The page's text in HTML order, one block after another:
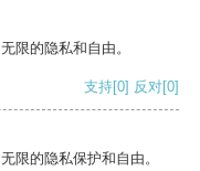
限的隐私和自由。
支持[0] 反对[0]
限的隐私保护和自由。